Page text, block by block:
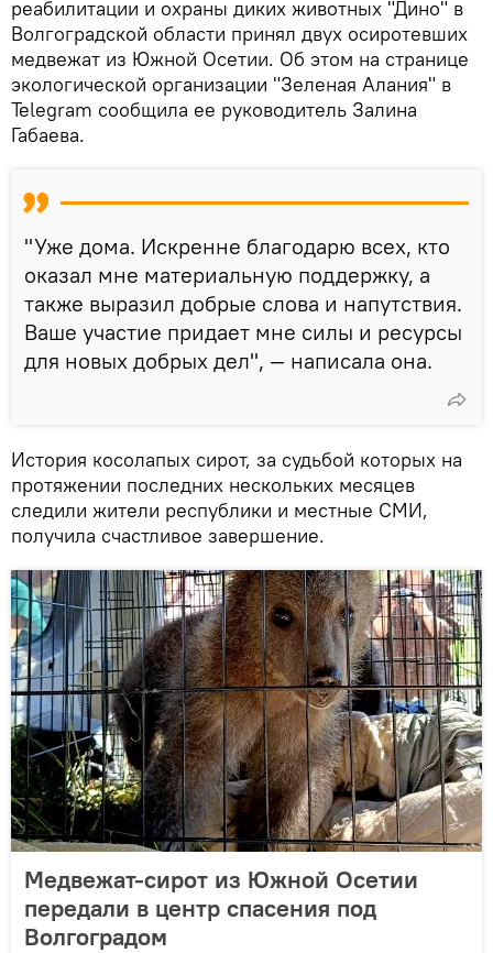
реабилитации и охраны диких животных "Дино" в
Волгоградской области принял двух осиротевших
медвежат из Южной Осетии. Об этом на странице
экологической организации "Зеленая Алания" в
Telegram сообщила ее руководитель Залина
Габаева.
"Уже дома. Искренне благодарю всех, кто
оказал мне материальную поддержку, а
также выразил добрые слова и напутствия.
Ваше участие придает мне силы и ресурсы
для новых добрых дел", — написала она.
История косолапых сирот, за судьбой которых на
протяжении последних нескольких месяцев
следили жители республики и местные СМИ,
получила счастливое завершение.
Медвежат-сирот из Южной Осетии
передали в центр спасения под
Волгоградом